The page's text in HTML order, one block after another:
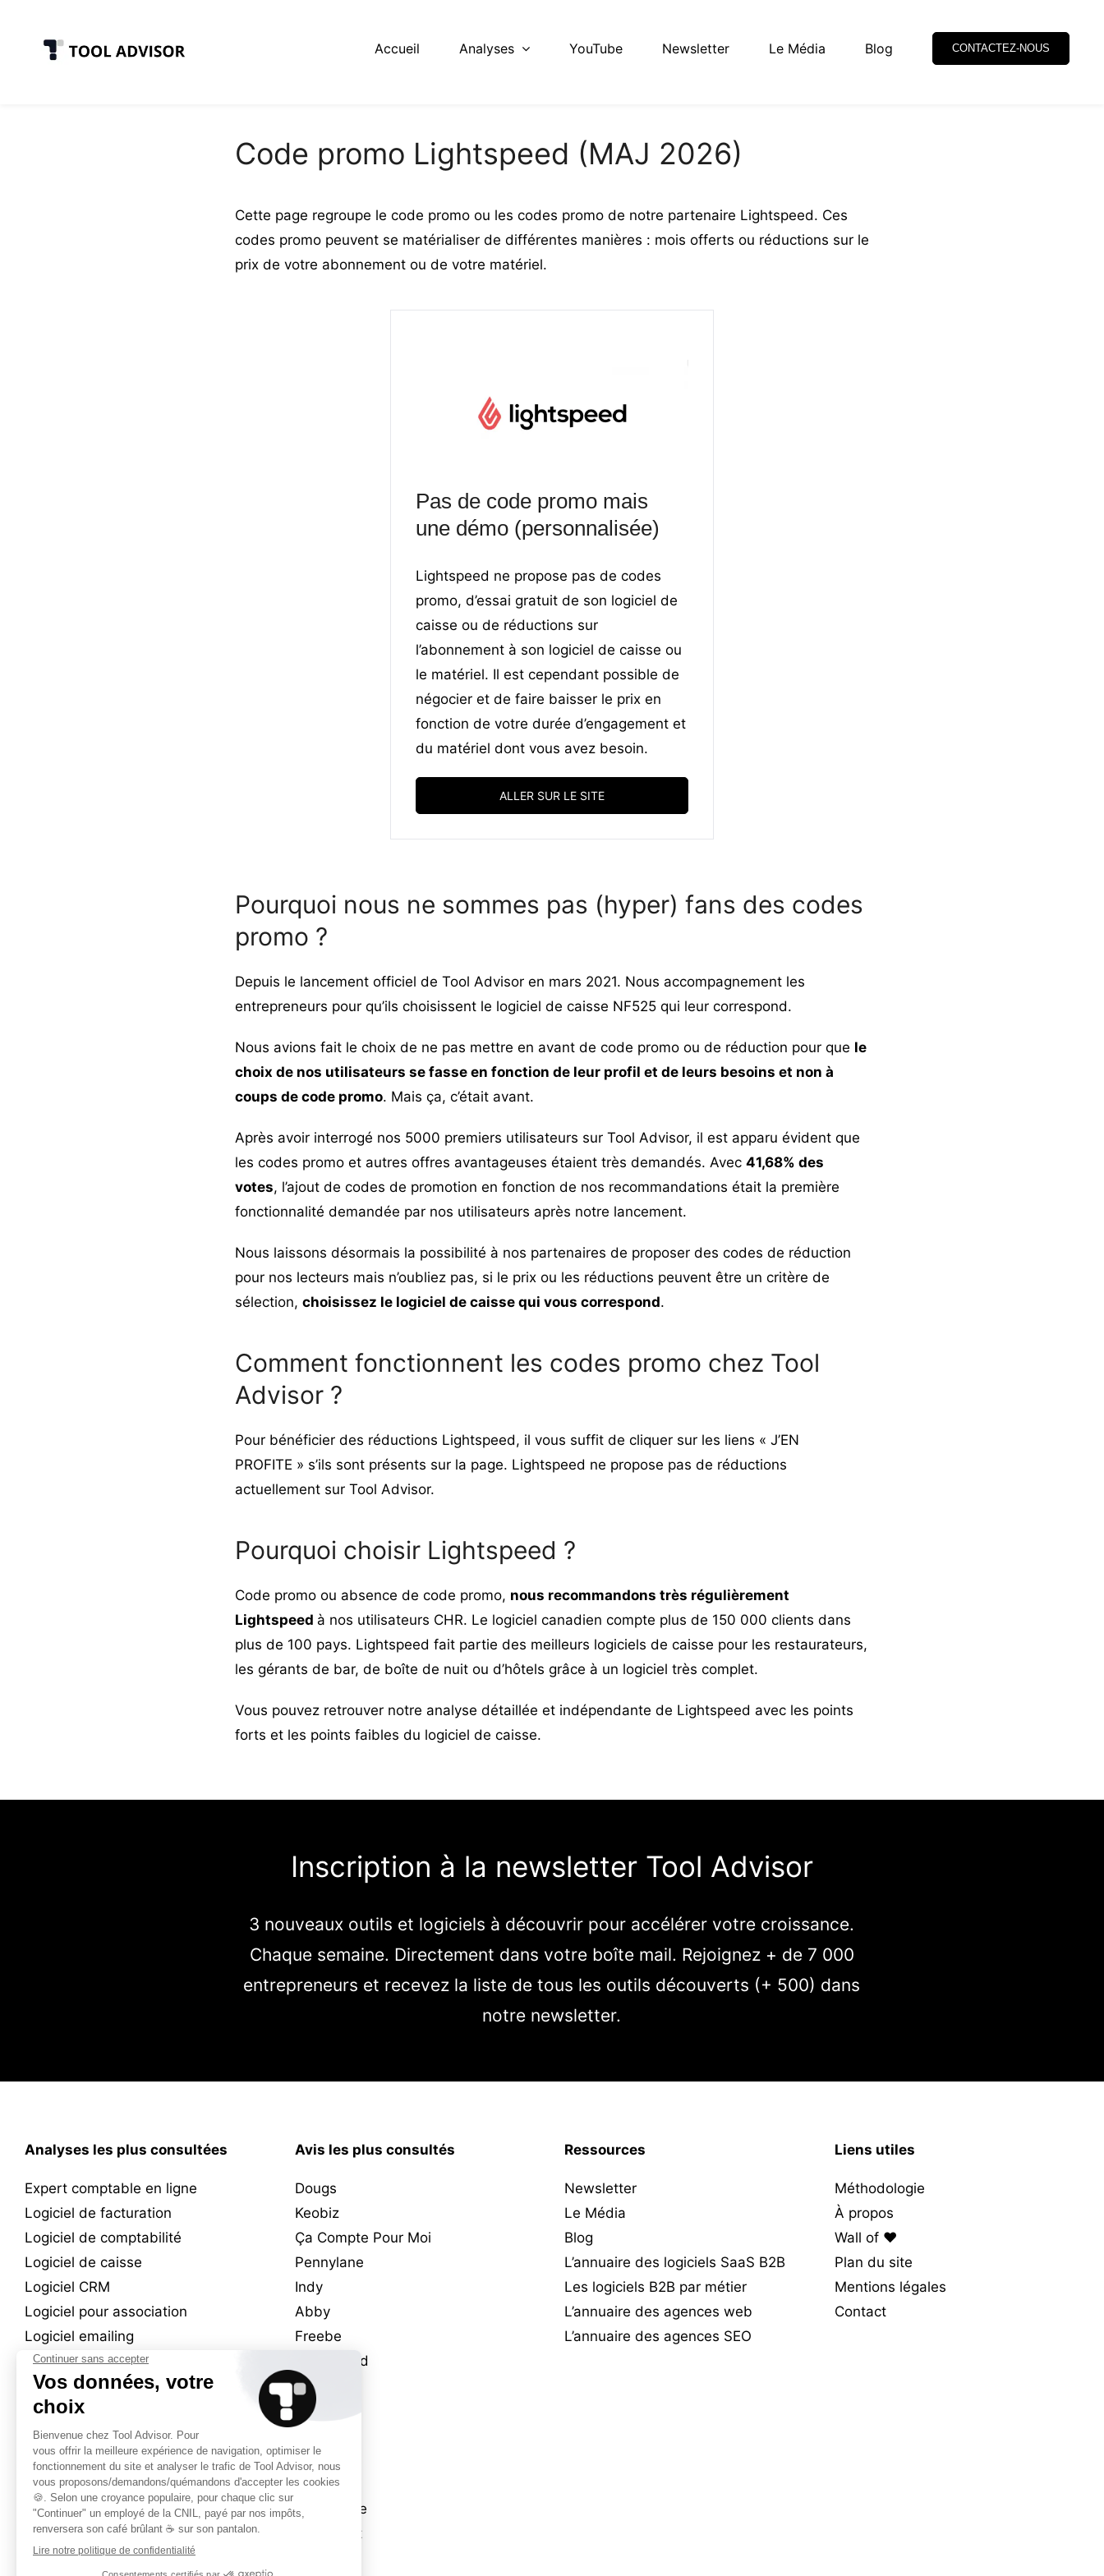
Accueil Analyses YouTube Newsletter Le Média Blog CONTACTEZ-NOUS
Code promo Lightspeed (MAJ 2026)
Cette page regroupe le code promo ou les codes promo de notre partenaire Lightspeed. Ces
codes promo peuvent se matérialiser de différentes manières : mois offerts ou réductions sur le
prix de votre abonnement ou de votre matériel.
Pas de code promo mais
une démo (personnalisée)
Lightspeed ne propose pas de codes
promo, d’essai gratuit de son logiciel de
caisse ou de réductions sur
l’abonnement à son logiciel de caisse ou
le matériel. Il est cependant possible de
négocier et de faire baisser le prix en
fonction de votre durée d’engagement et
du matériel dont vous avez besoin.
ALLER SUR LE SITE
Pourquoi nous ne sommes pas (hyper) fans des codes
promo ?
Depuis le lancement officiel de Tool Advisor en mars 2021. Nous accompagnement les
entrepreneurs pour qu’ils choisissent le logiciel de caisse NF525 qui leur correspond.
Nous avions fait le choix de ne pas mettre en avant de code promo ou de réduction pour que le
choix de nos utilisateurs se fasse en fonction de leur profil et de leurs besoins et non à
coups de code promo. Mais ça, c’était avant.
Après avoir interrogé nos 5000 premiers utilisateurs sur Tool Advisor, il est apparu évident que
les codes promo et autres offres avantageuses étaient très demandés. Avec 41,68% des
votes, l’ajout de codes de promotion en fonction de nos recommandations était la première
fonctionnalité demandée par nos utilisateurs après notre lancement.
Nous laissons désormais la possibilité à nos partenaires de proposer des codes de réduction
pour nos lecteurs mais n’oubliez pas, si le prix ou les réductions peuvent être un critère de
sélection, choisissez le logiciel de caisse qui vous correspond.
Comment fonctionnent les codes promo chez Tool
Advisor ?
Pour bénéficier des réductions Lightspeed, il vous suffit de cliquer sur les liens « J’EN
PROFITE » s’ils sont présents sur la page. Lightspeed ne propose pas de réductions
actuellement sur Tool Advisor.
Pourquoi choisir Lightspeed ?
Code promo ou absence de code promo, nous recommandons très régulièrement
Lightspeed à nos utilisateurs CHR. Le logiciel canadien compte plus de 150 000 clients dans
plus de 100 pays. Lightspeed fait partie des meilleurs logiciels de caisse pour les restaurateurs,
les gérants de bar, de boîte de nuit ou d’hôtels grâce à un logiciel très complet.
Vous pouvez retrouver notre analyse détaillée et indépendante de Lightspeed avec les points
forts et les points faibles du logiciel de caisse.
Inscription à la newsletter Tool Advisor
3 nouveaux outils et logiciels à découvrir pour accélérer votre croissance.
Chaque semaine. Directement dans votre boîte mail. Rejoignez + de 7 000
entrepreneurs et recevez la liste de tous les outils découverts (+ 500) dans
notre newsletter.
Analyses les plus consultées
Expert comptable en ligne
Logiciel de facturation
Logiciel de comptabilité
Logiciel de caisse
Logiciel CRM
Logiciel pour association
Logiciel emailing
Logiciel de marketing automation
Logiciel de visioconférence
Logiciel SEO
Logiciel de trésorerie
Logiciel de création de site web
Logiciel de paie
Logiciel RH / SIRH
Domiciliation d’entreprise
Création d’entreprise en ligne
Avis les plus consultés
Dougs
Keobiz
Ça Compte Pour Moi
Pennylane
Indy
Abby
Freebe
Lightspeed
L’Addition
SumUp
Brevo
Hubspot
LegalPlace
Legalstart
Ressources
Newsletter
Le Média
Blog
L’annuaire des logiciels SaaS B2B
Les logiciels B2B par métier
L’annuaire des agences web
L’annuaire des agences SEO
Liens utiles
Méthodologie
À propos
Wall of ❤️
Plan du site
Mentions légales
Contact